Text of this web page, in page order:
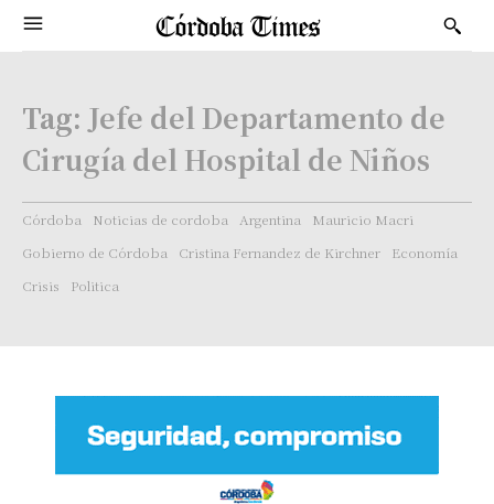
Tag: Jefe del Departamento de
Cirugía del Hospital de Niños
Córdoba Noticias de cordoba Argentina
Mauricio Macri
Gobierno de Córdoba
Cristina Fernandez de Kirchner
Economía
Crisis
Politica